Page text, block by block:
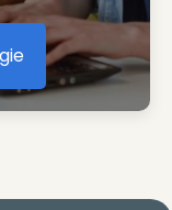
Synergie